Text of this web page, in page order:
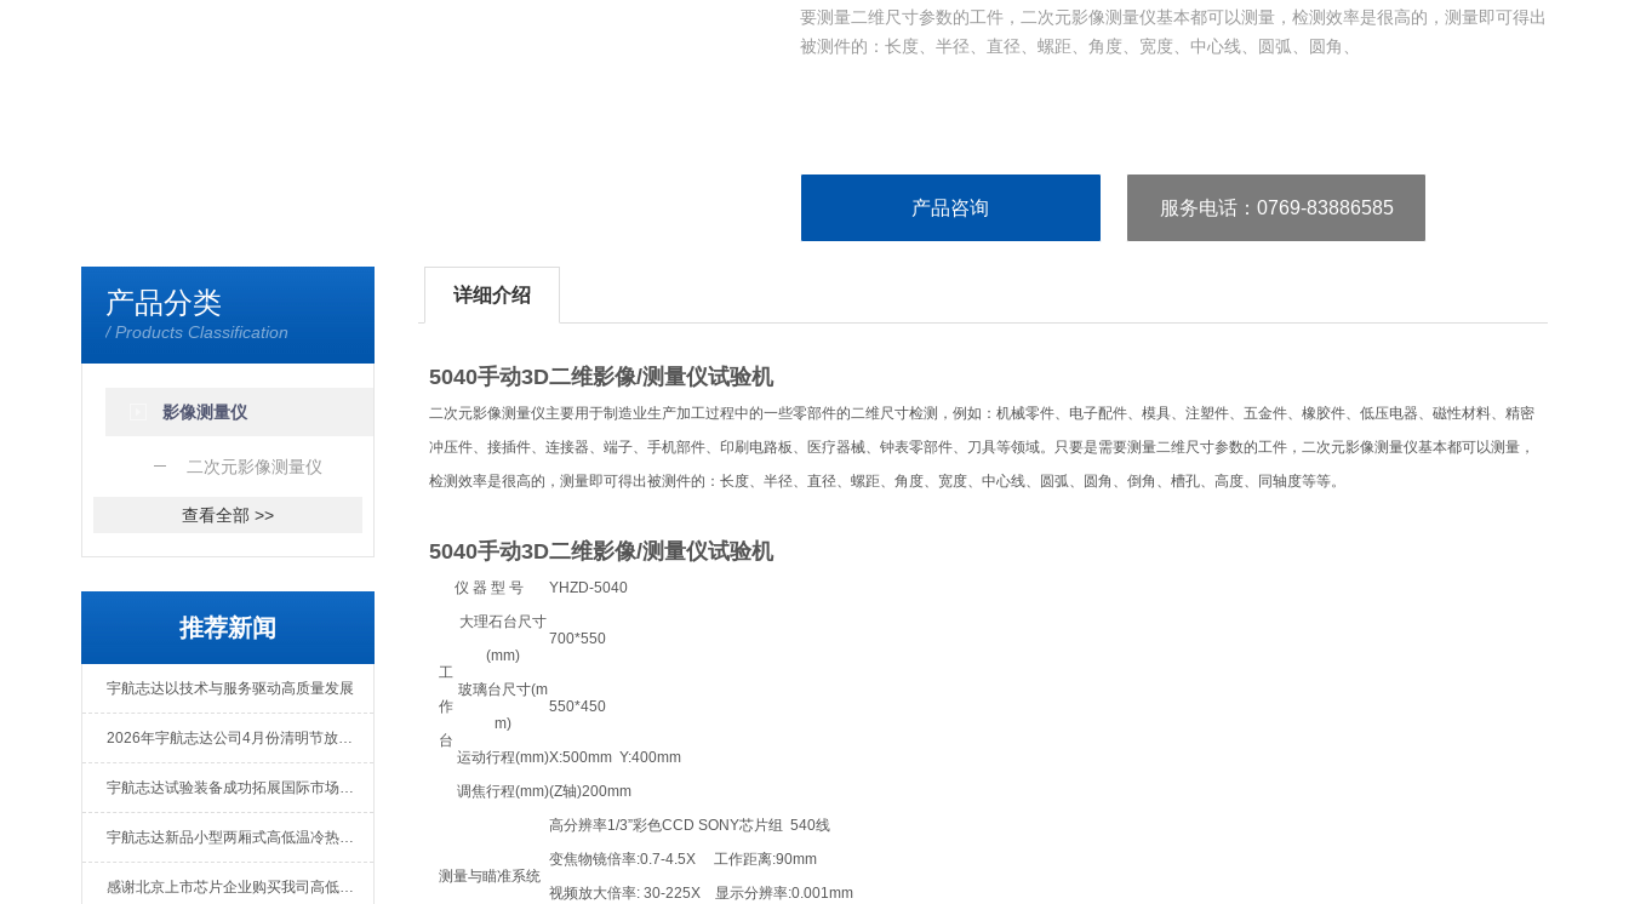
要测量二维尺寸参数的工件，二次元影像测量仪基本都可以测量，检测效率是很高的，测量即可得出
被测件的：长度、半径、直径、螺距、角度、宽度、中心线、圆弧、圆角、
产品咨询 服务电话：0769-83886585
产品分类
/ Products Classification
影像测量仪
二次元影像测量仪
查看全部 >>
推荐新闻
宇航志达以技术与服务驱动高质量发展
2026年宇航志达公司4月份清明节放假通知
宇航志达试验装备成功拓展国际市场出口肯尼亚
宇航志达新品小型两厢式高低温冷热冲击试验箱
感谢北京上市芯片企业购买我司高低温冲击热流仪
详细介绍
5040手动3D二维影像/测量仪试验机
二次元影像测量仪主要用于制造业生产加工过程中的一些零部件的二维尺寸检测，例如：机械零件、电子配件、模具、注塑件、五金件、橡胶件、低压电器、磁性材料、精密
冲压件、接插件、连接器、端子、手机部件、印刷电路板、医疗器械、钟表零部件、刀具等领域。只要是需要测量二维尺寸参数的工件，二次元影像测量仪基本都可以测量，
检测效率是很高的，测量即可得出被测件的：长度、半径、直径、螺距、角度、宽度、中心线、圆弧、圆角、倒角、槽孔、高度、同轴度等等。
5040手动3D二维影像/测量仪试验机
仪 器 型 号 YHZD-5040
工
作
台
大理石台尺寸
(mm)
700*550
玻璃台尺寸(m
m)
550*450
运动行程(mm)X:500mm Y:400mm
调焦行程(mm)(Z轴)200mm
测量与瞄准系统
高分辨率1/3”彩色CCD SONY芯片组 540线
变焦物镜倍率:0.7-4.5X 工作距离:90mm
视频放大倍率: 30-225X 显示分辨率:0.001mm